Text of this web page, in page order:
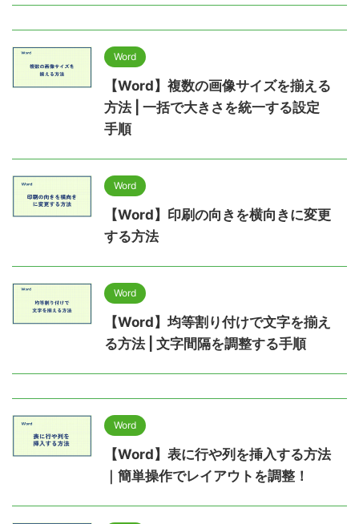
Word
【Word】複数の画像サイズを揃える
方法 | 一括で大きさを統一する設定
手順
Word
【Word】印刷の向きを横向きに変更
する方法
Word
【Word】均等割り付けで文字を揃え
る方法 | 文字間隔を調整する手順
Word
【Word】表に行や列を挿入する方法
｜簡単操作でレイアウトを調整！